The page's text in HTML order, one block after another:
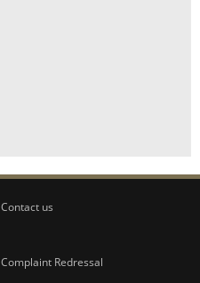
Contact us
Complaint Redressal